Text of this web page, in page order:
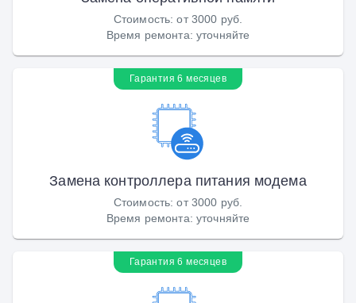
Стоимость:от 3000 руб.
Время ремонта: уточняйте
Гарантия 6 месяцев
Замена контроллера питания модема
Стоимость:от 3000 руб.
Время ремонта: уточняйте
Гарантия 6 месяцев